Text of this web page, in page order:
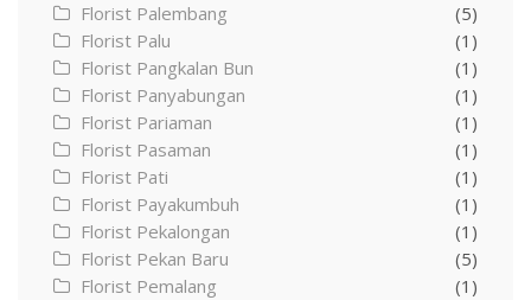
Florist Palembang
(5)
Florist Palu
(1)
Florist Pangkalan Bun
(1)
Florist Panyabungan
(1)
Florist Pariaman
(1)
Florist Pasaman
(1)
Florist Pati
(1)
Florist Payakumbuh
(1)
Florist Pekalongan
(1)
Florist Pekan Baru
(5)
Florist Pemalang
(1)